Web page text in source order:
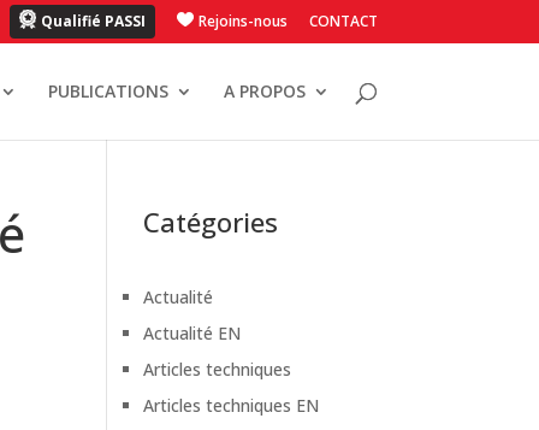
Qualifié PASSI Rejoins-nous CONTACT
PUBLICATIONS A PROPOS
Catégories
Actualité
Actualité EN
Articles techniques
Articles techniques EN